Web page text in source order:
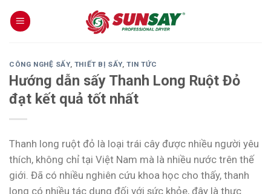
Skip
CÔNG NGHỆ SẤY, THIẾT BỊ SẤY,TIN TỨC
Hướng dẫn sấy Thanh Long Ruột Đỏ
đạt kết quả tốt nhất
Thanh long ruột đỏ là loại trái cây được nhiều người yêu
thích, không chỉ tại Việt Nam mà là nhiều nước trên thế
giới. Đã có nhiều nghiên cứu khoa học cho thấy, thanh
long có nhiều tác dụng đối với sức khỏe, đây là thực